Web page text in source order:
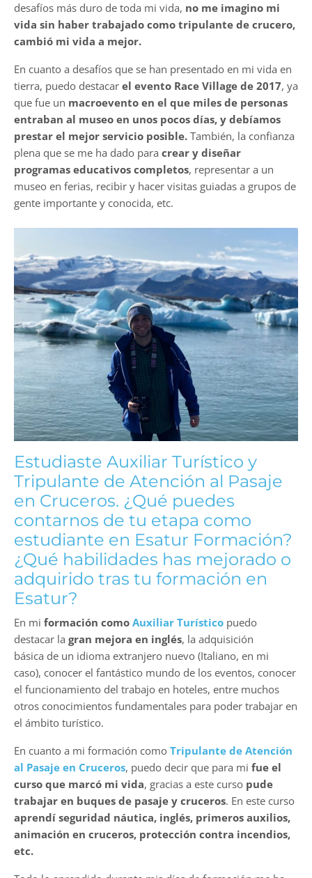
desafíos más duro de toda mi vida, no me imagino mi
vida sin haber trabajado como tripulante de crucero,
cambió mi vida a mejor.
En cuanto a desafíos que se han presentado en mi vida en
tierra, puedo destacar el evento Race Village de 2017, ya
que fue un macroevento en el que miles de personas
entraban al museo en unos pocos días, y debíamos
prestar el mejor servicio posible. También, la confianza
plena que se me ha dado para crear y diseñar
programas educativos completos, representar a un
museo en ferias, recibir y hacer visitas guiadas a grupos de
gente importante y conocida, etc.
Estudiaste Auxiliar Turístico y
Tripulante de Atención al Pasaje
en Cruceros. ¿Qué puedes
contarnos de tu etapa como
estudiante en Esatur Formación?
¿Qué habilidades has mejorado o
adquirido tras tu formación en
Esatur?
En mi formación como Auxiliar Turístico puedo
destacar la gran mejora en inglés, la adquisición
básica de un idioma extranjero nuevo (Italiano, en mi
caso), conocer el fantástico mundo de los eventos, conocer
el funcionamiento del trabajo en hoteles, entre muchos
otros conocimientos fundamentales para poder trabajar en
el ámbito turístico.
En cuanto a mi formación como Tripulante de Atención
al Pasaje en Cruceros, puedo decir que para mi fue el
curso que marcó mi vida, gracias a este curso pude
trabajar en buques de pasaje y cruceros. En este curso
aprendí seguridad náutica, inglés, primeros auxilios,
animación en cruceros, protección contra incendios,
etc.